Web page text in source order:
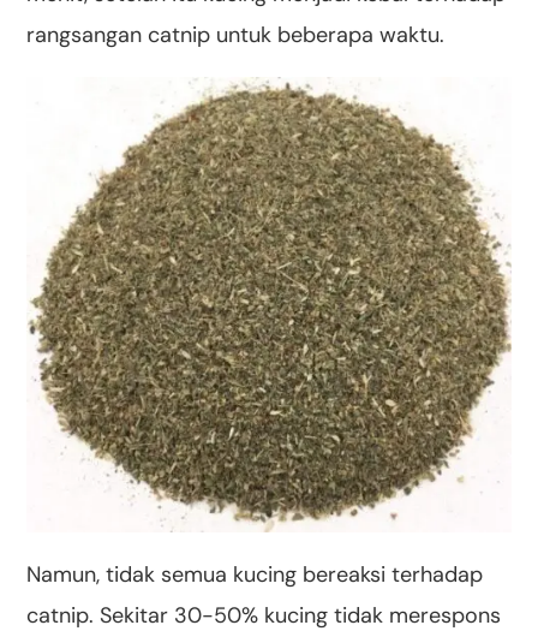
rangsangan catnip untuk beberapa waktu.
Namun, tidak semua kucing bereaksi terhadap
catnip. Sekitar 30-50% kucing tidak merespons